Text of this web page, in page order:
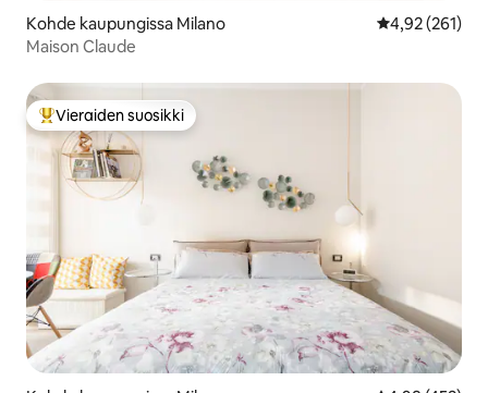
Kohde kaupungissa Milano
4,92 (261)
Maison Claude
Vieraiden suosikkien parhaimmistoa
Vieraiden suosikki